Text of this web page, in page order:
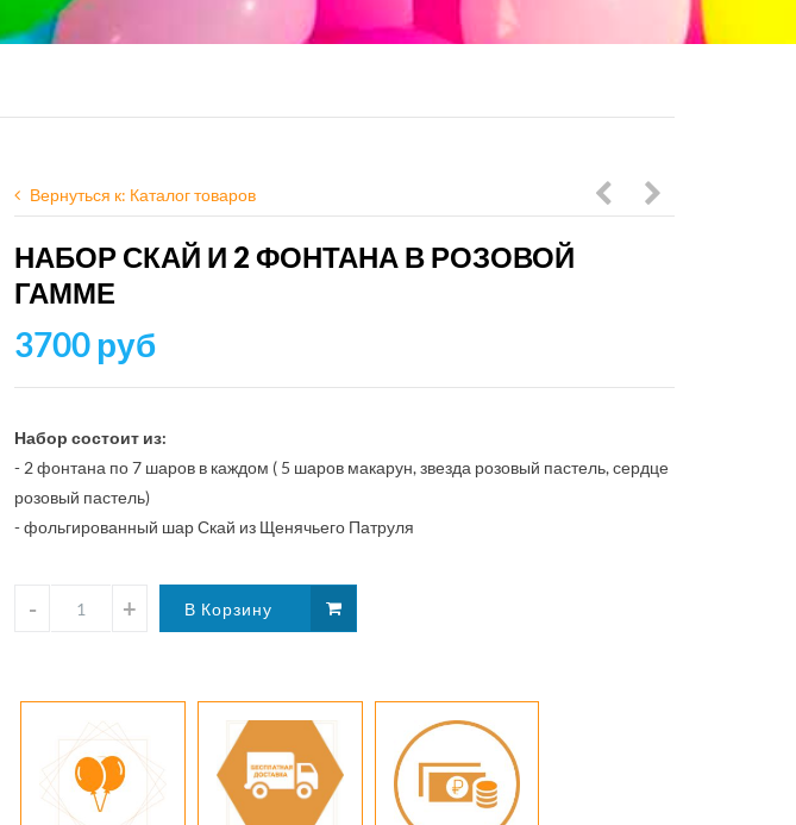
Вернуться к: Каталог товаров
тонах
и
розовой
НАБОР СКАЙ И 2 ФОНТАНА В РОЗОВОЙ
ГАММЕ
3700 руб
Набор состоит из:
- 2 фонтана по 7 шаров в каждом ( 5 шаров макарун, звезда розовый пастель, сердце
розовый пастель)
- фольгированный шар Скай из Щенячьего Патруля